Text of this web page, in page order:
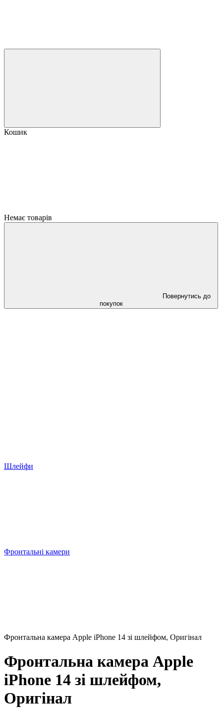
Кошик
Немає товарів
Повернутись до
покупок
Шлейфи
Фронтальні камери
Фронтальна камера Apple iPhone 14 зі шлейфом, Оригінал
Фронтальна камера Apple
iPhone 14 зі шлейфом,
Оригінал